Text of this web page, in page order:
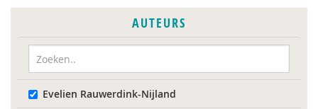
AUTEURS
Evelien Rauwerdink-Nijland